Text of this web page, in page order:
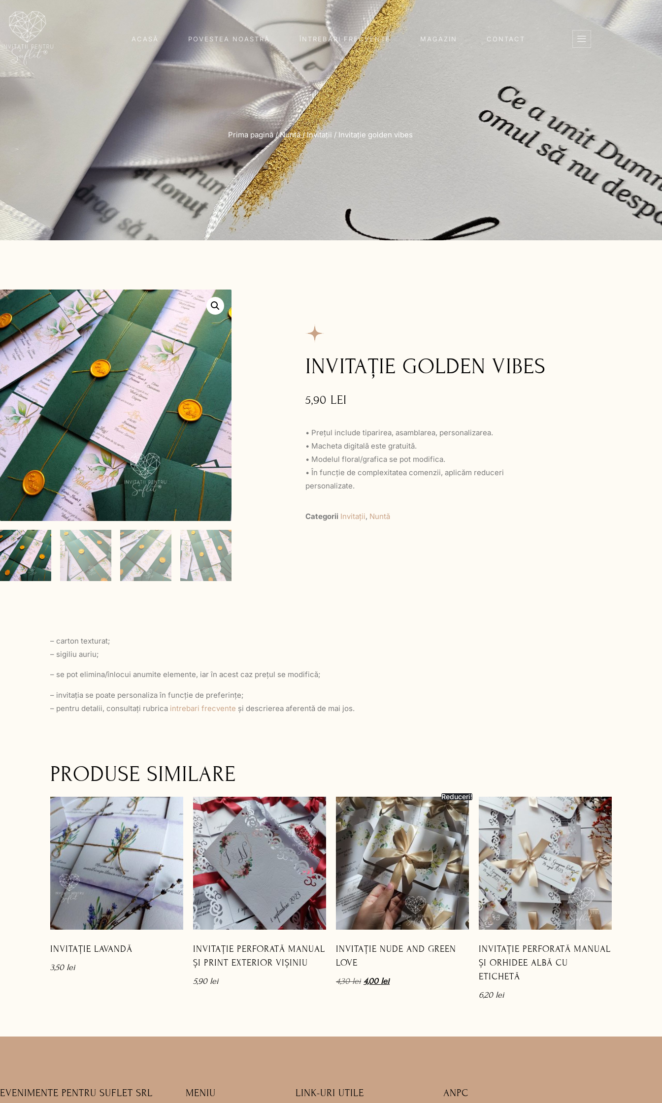
ACASĂ POVESTEA NOASTRĂ ÎNTREBĂRI FRECVENTE MAGAZIN CONTACT
Prima pagină/Nuntă/Invitații / Invitație golden vibes
INVITAȚIE GOLDEN VIBES
5,90 LEI
• Prețul include tiparirea, asamblarea, personalizarea.
• Macheta digitală este gratuită.
• Modelul floral/grafica se pot modifica.
• În funcție de complexitatea comenzii, aplicăm reduceri
personalizate.
Categorii Invitații, Nuntă
– carton texturat;
– sigiliu auriu;
– se pot elimina/înlocui anumite elemente, iar în acest caz prețul se modifică;
– invitația se poate personaliza în funcție de preferințe;
– pentru detalii, consultați rubrica intrebari frecvente și descrierea aferentă de mai jos.
PRODUSE SIMILARE
INVITAȚIE LAVANDĂ
3,50 lei
INVITAȚIE PERFORATĂ MANUAL
ȘI PRINT EXTERIOR VIȘINIU
5,90 lei
Reduceri!
INVITAȚIE NUDE AND GREEN
LOVE
4,30lei 4,00lei
INVITAȚIE PERFORATĂ MANUAL
ȘI ORHIDEE ALBĂ CU
ETICHETĂ
6,20 lei
EVENIMENTE PENTRU SUFLET SRL MENIU LINK-URI UTILE ANPC